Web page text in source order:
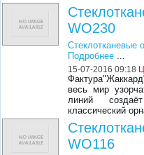
WO230
Стеклотканевые
Подробнее ...
15-07-2016 09:18
весь мир
линий
классический
WO116